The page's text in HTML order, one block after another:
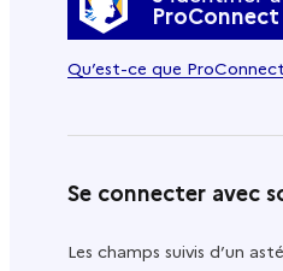
ProConnect
Qu’est-ce que
Se connecter avec
Les champs suivis d’un